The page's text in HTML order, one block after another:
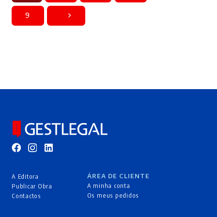
9
A Editora
Publicar Obra
Contactos
ÁREA DE CLIENTE
A minha conta
Os meus pedidos